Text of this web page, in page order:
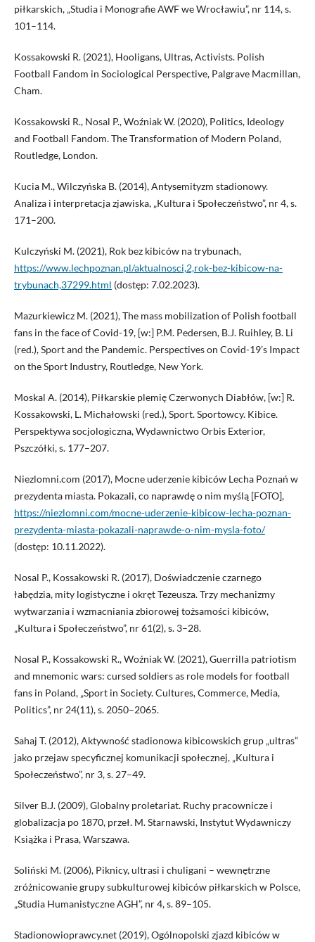
piłkarskich, „Studia i Monografie AWF we Wrocławiu”, nr 114, s.
101–114.
Kossakowski R. (2021), Hooligans, Ultras, Activists. Polish
Football Fandom in Sociological Perspective, Palgrave Macmillan,
Cham.
Kossakowski R., Nosal P., Woźniak W. (2020), Politics, Ideology
and Football Fandom. The Transformation of Modern Poland,
Routledge, London.
Kucia M., Wilczyńska B. (2014), Antysemityzm stadionowy.
Analiza i interpretacja zjawiska, „Kultura i Społeczeństwo”, nr 4, s.
171–200.
Kulczyński M. (2021), Rok bez kibiców na trybunach,
https://www.lechpoznan.pl/aktualnosci,2,rok-bez-kibicow-na-
trybunach,37299.html (dostęp: 7.02.2023).
Mazurkiewicz M. (2021), The mass mobilization of Polish football
fans in the face of Covid-19, [w:] P.M. Pedersen, B.J. Ruihley, B. Li
(red.), Sport and the Pandemic. Perspectives on Covid-19’s Impact
on the Sport Industry, Routledge, New York.
Moskal A. (2014), Piłkarskie plemię Czerwonych Diabłów, [w:] R.
Kossakowski, L. Michałowski (red.), Sport. Sportowcy. Kibice.
Perspektywa socjologiczna, Wydawnictwo Orbis Exterior,
Pszczółki, s. 177–207.
Niezlomni.com (2017), Mocne uderzenie kibiców Lecha Poznań w
prezydenta miasta. Pokazali, co naprawdę o nim myślą [FOTO],
https://niezlomni.com/mocne-uderzenie-kibicow-lecha-poznan-
prezydenta-miasta-pokazali-naprawde-o-nim-mysla-foto/
(dostęp: 10.11.2022).
Nosal P., Kossakowski R. (2017), Doświadczenie czarnego
łabędzia, mity logistyczne i okręt Tezeusza. Trzy mechanizmy
wytwarzania i wzmacniania zbiorowej tożsamości kibiców,
„Kultura i Społeczeństwo”, nr 61(2), s. 3–28.
Nosal P., Kossakowski R., Woźniak W. (2021), Guerrilla patriotism
and mnemonic wars: cursed soldiers as role models for football
fans in Poland, „Sport in Society. Cultures, Commerce, Media,
Politics”, nr 24(11), s. 2050–2065.
Sahaj T. (2012), Aktywność stadionowa kibicowskich grup „ultras”
jako przejaw specyficznej komunikacji społecznej, „Kultura i
Społeczeństwo”, nr 3, s. 27–49.
Silver B.J. (2009), Globalny proletariat. Ruchy pracownicze i
globalizacja po 1870, przeł. M. Starnawski, Instytut Wydawniczy
Książka i Prasa, Warszawa.
Soliński M. (2006), Piknicy, ultrasi i chuligani – wewnętrzne
zróżnicowanie grupy subkulturowej kibiców piłkarskich w Polsce,
„Studia Humanistyczne AGH”, nr 4, s. 89–105.
Stadionowioprawcy.net (2019), Ogólnopolski zjazd kibiców w